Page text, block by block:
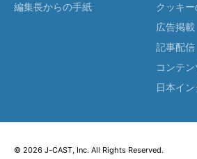
編集長からの手紙
クッキ
広告掲載
記事配信
コンテ
日本イ
© 2026 J-CAST, Inc. All Rights Reserved.